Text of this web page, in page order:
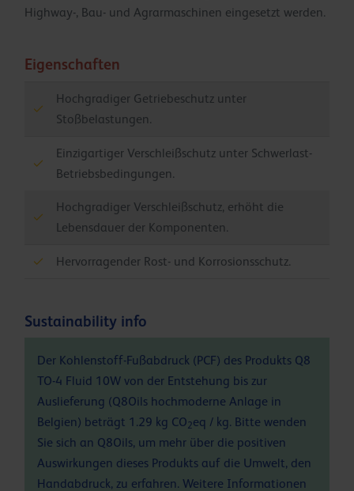
Highway-, Bau- und Agrarmaschinen eingesetzt werden.
Eigenschaften
Hochgradiger Getriebeschutz unter
Stoßbelastungen.
Einzigartiger Verschleißschutz unter Schwerlast-
Betriebsbedingungen.
Hochgradiger Verschleißschutz, erhöht die
Lebensdauer der Komponenten.
Hervorragender Rost- und Korrosionsschutz.
Sustainability info
Der Kohlenstoff-Fußabdruck (PCF) des Produkts Q8
TO-4 Fluid 10W von der Entstehung bis zur
Auslieferung (Q8Oils hochmoderne Anlage in
Belgien) beträgt 1.29 kg CO2eq / kg. Bitte wenden
Sie sich an Q8Oils, um mehr über die positiven
Auswirkungen dieses Produkts auf die Umwelt, den
Handabdruck, zu erfahren. Weitere Informationen